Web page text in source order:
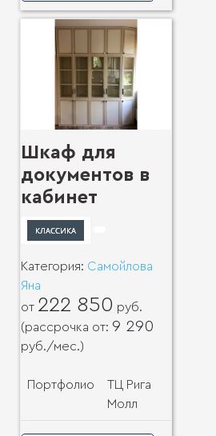
Шкаф для
документов в
кабинет
Категория: Самойлова
Яна
от 222 850 руб.
(рассрочка от: 9 290
руб./мес.)
Портфолио
ТЦ Рига
Молл